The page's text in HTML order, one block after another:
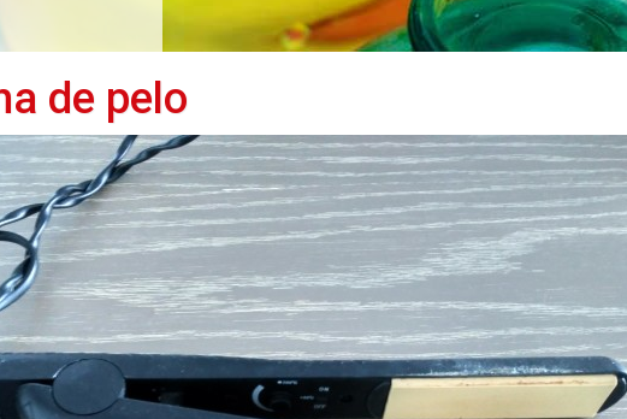
de pelo